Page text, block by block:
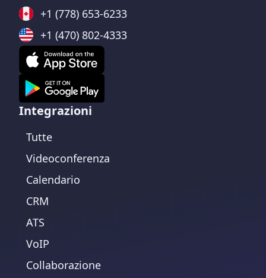
+1 (778) 653-6233
+1 (470) 802-4333
Integrazioni
Tutte
Videoconferenza
Calendario
CRM
ATS
VoIP
Collaborazione